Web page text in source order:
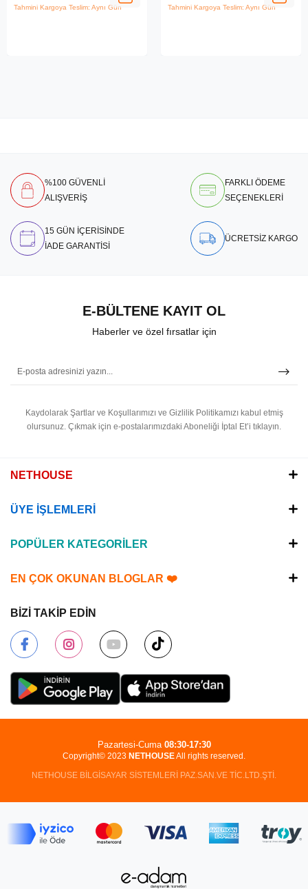
Tahmini Kargoya Teslim: Aynı Gün Tahmini Kargoya Teslim: Aynı Gün
%100 GÜVENLİ
ALIŞVERİŞ
FARKLI ÖDEME
SEÇENEKLERİ
15 GÜN İÇERİSİNDE
İADE GARANTİSİ
ÜCRETSİZ KARGO
E-BÜLTENE KAYIT OL
Haberler ve özel fırsatlar için
Kaydolarak Şartlar ve Koşullarımızı ve Gizlilik Politikamızı kabul etmiş
olursunuz. Çıkmak için e-postalarımızdaki Aboneliği İptal Et’i tıklayın.
NETHOUSE
ÜYE İŞLEMLERİ
POPÜLER KATEGORİLER
EN ÇOK OKUNAN BLOGLAR ❤️
BİZİ TAKİP EDİN
Copyright© 2023 NETHOUSEAll rights reserved.
NETHOUSE BİLGİSAYAR SİSTEMLERİ PAZ.SAN.VE TİC.LTD.ŞTİ.
Pazartesi-Cuma 08:30-17:30